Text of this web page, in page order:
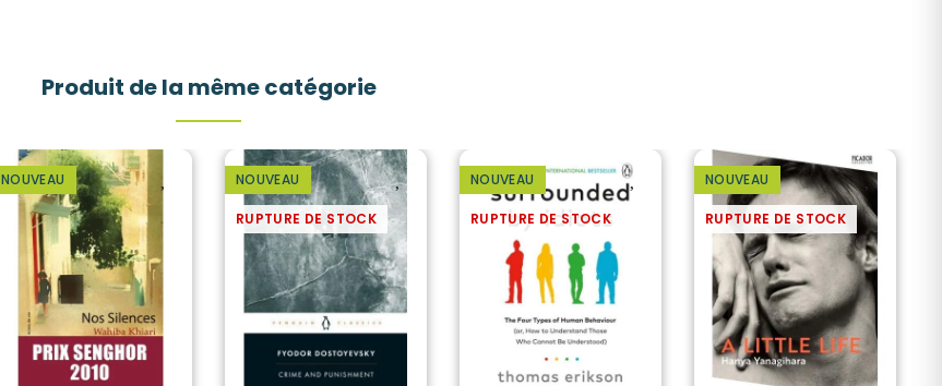
Produit de la même catégorie
NOUVEAU NOUVEAU
RUPTURE DE STOCK
NOUVEAU
RUPTURE DE STOCK
NOUVEAU
RUPTURE DE STOCK